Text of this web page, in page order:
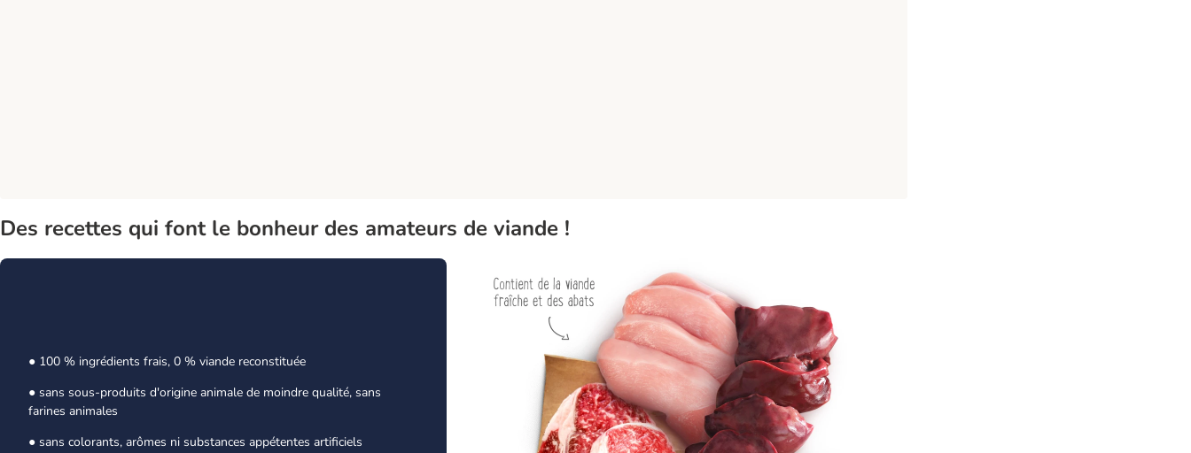
Des recettes qui font le bonheur des amateurs de viande !
● 100 % ingrédients frais, 0 % viande reconstituée
● sans sous-produits d'origine animale de moindre qualité, sans
farines animales
● sans colorants, arômes ni substances appétentes artificiels